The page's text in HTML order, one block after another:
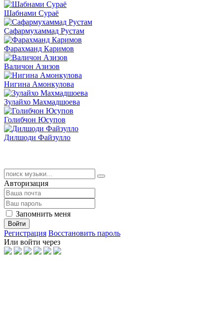
Шабнами Сураё
Сафармухаммад Рустам
Фарахманд Каримов
Валичон Азизов
Нигина Амонкулова
Зулайхо Махмадшоева
Голибчон Юсупов
Дилшоди Файзулло
Авторизация
Запомнить меня
Войти
Регистрация Восстановить пароль
Или войти через